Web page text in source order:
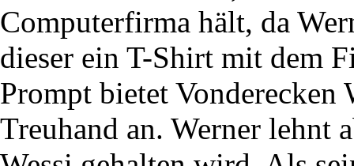
Computerfirma hält, da
dieser ein T-Shirt mit dem
Prompt bietet Vonderecken
Treuhand an. Werner lehnt